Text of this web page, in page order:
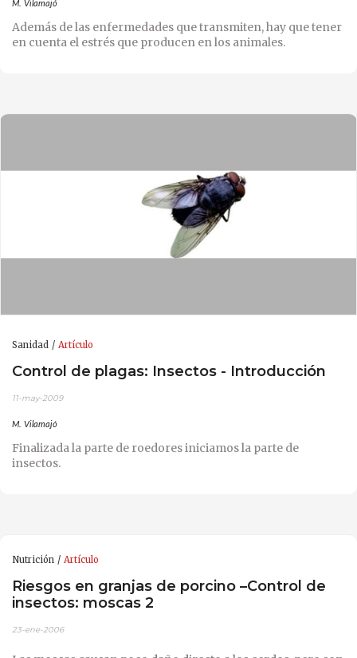
M. Vilamajó
Además de las enfermedades que transmiten, hay que tener
en cuenta el estrés que producen en los animales.
Sanidad Artículo
Control de plagas: Insectos - Introducción
11-may-2009
M. Vilamajó
Finalizada la parte de roedores iniciamos la parte de
insectos.
Nutrición Artículo
Riesgos en granjas de porcino –Control de
insectos: moscas 2
23-ene-2006